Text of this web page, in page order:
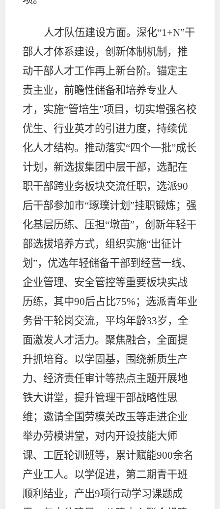
人才队伍建设方面。 深化“1+N”干
部人才体系建设，创新体制机制，推
动干部人才工作再上新台阶。锚定主
责主业，前瞻性储备和培养专业人
才，实施“管培生”项目，切实增强名校
优生、行业英才的引进力度，持续优
化人才结构。推动落实“四个一批”成长
计划，新选拔集团中层干部，选配在
职干部跨业务板块交流任职，选派90
后干部参加市“琢璞计划 ”挂职锻炼；强
化基层历练、压担“墩苗”，创新年轻干
部选拔培养方式，组织实施“出征计
划 ”，优选年轻储备干部到经营一线、
企业管理、安全管控等重要板块实战
历练，其中90后占比75%；选派青年业
务骨干轮岗交流，平均年龄33岁，全
面激发人才活力。聚焦融合，全面提
升抓培育。以学固基，围绕新质生产
力、经济责任审计等热点主题开展地
铁大讲堂，提升管理干部战略性思
维；邀请全国劳模关改玉等走进企业
举办劳模讲堂，对内开设技能大师
课、工匠轮训班等，累计赋能900余名
产业工人。以学促进，第二期青干班
顺利结业，产出9项行动学习课题成